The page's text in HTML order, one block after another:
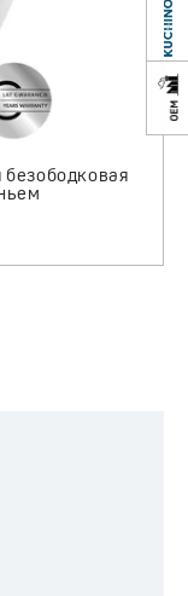
выполнено из
к царапинам
долговечность
безободковая